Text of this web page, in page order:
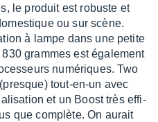
le produit est robuste et
ou sur scène.
à lampe dans une petite
grammes est égale­ment
numé­riques. Two
tout-en-un avec
et un Boost très effi­
que complète. On aurait